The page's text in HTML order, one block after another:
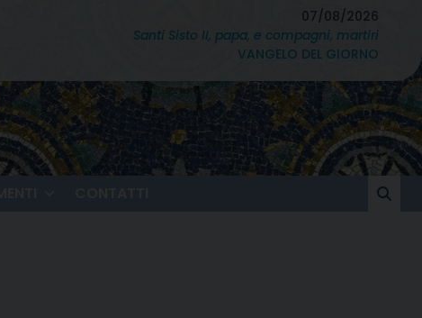
07/08/2026
Santi Sisto II, papa, e compagni, martiri
VANGELO DEL GIORNO